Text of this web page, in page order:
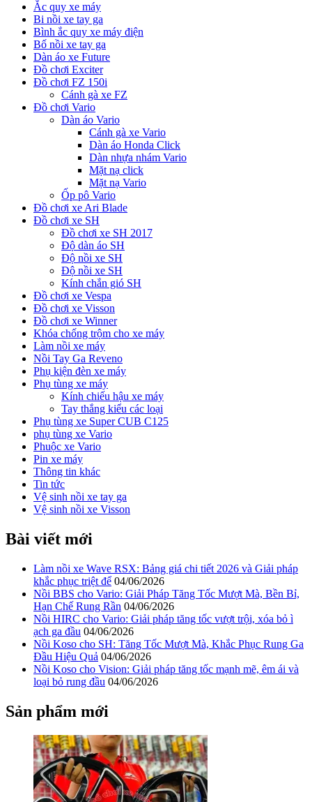
Ắc quy xe máy
Bi nồi xe tay ga
Bình ắc quy xe máy điện
Bố nồi xe tay ga
Dàn áo xe Future
Đồ chơi Exciter
Đồ chơi FZ 150i
Cánh gà xe FZ
Đồ chơi Vario
Dàn áo Vario
Cánh gà xe Vario
Dàn áo Honda Click
Dàn nhựa nhám Vario
Mặt nạ click
Mặt nạ Vario
Ốp pô Vario
Đồ chơi xe Ari Blade
Đồ chơi xe SH
Đồ chơi xe SH 2017
Độ dàn áo SH
Độ nồi xe SH
Độ nồi xe SH
Kính chắn gió SH
Đồ chơi xe Vespa
Đồ chơi xe Visson
Đồ chơi xe Winner
Khóa chống trộm cho xe máy
Làm nồi xe máy
Nồi Tay Ga Reveno
Phụ kiện đèn xe máy
Phụ tùng xe máy
Kính chiếu hậu xe máy
Tay thắng kiểu các loại
Phụ tùng xe Super CUB C125
phụ tùng xe Vario
Phuộc xe Vario
Pin xe máy
Thông tin khác
Tin tức
Vệ sinh nồi xe tay ga
Vệ sinh nồi xe Visson
Bài viết mới
Làm nồi xe Wave RSX: Bảng giá chi tiết 2026 và Giải pháp
khắc phục triệt để 04/06/2026
Nồi BBS cho Vario: Giải Pháp Tăng Tốc Mượt Mà, Bền Bỉ,
Hạn Chế Rung Rần 04/06/2026
Nồi HIRC cho Vario: Giải pháp tăng tốc vượt trội, xóa bỏ ì
ạch ga đầu 04/06/2026
Nồi Koso cho SH: Tăng Tốc Mượt Mà, Khắc Phục Rung Ga
Đầu Hiệu Quả 04/06/2026
Nồi Koso cho Vision: Giải pháp tăng tốc mạnh mẽ, êm ái và
loại bỏ rung đầu 04/06/2026
Sản phẩm mới